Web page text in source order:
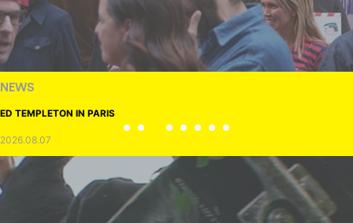
NEWS
ED TEMPLETON IN PARIS
2026.08.07